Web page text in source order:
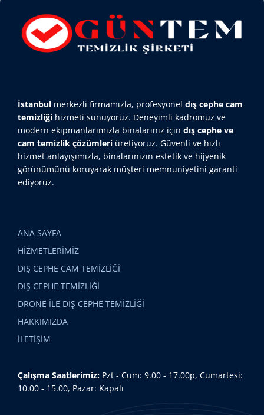
İstanbul merkezli firmamızla, profesyonel dış cephe cam
temizliği hizmeti sunuyoruz. Deneyimli kadromuz ve
modern ekipmanlarımızla binalarınız için dış cephe ve
cam temizlik çözümleri üretiyoruz. Güvenli ve hızlı
hizmet anlayışımızla, binalarınızın estetik ve hijyenik
görünümünü koruyarak müşteri memnuniyetini garanti
ediyoruz.
ANA SAYFA
HİZMETLERİMİZ
DIŞ CEPHE CAM TEMİZLİĞİ
DIŞ CEPHE TEMİZLİĞİ
DRONE İLE DIŞ CEPHE TEMİZLİĞİ
HAKKIMIZDA
İLETİŞİM
Çalışma Saatlerimiz: Pzt - Cum: 9.00 - 17.00p, Cumartesi:
10.00 - 15.00, Pazar: Kapalı